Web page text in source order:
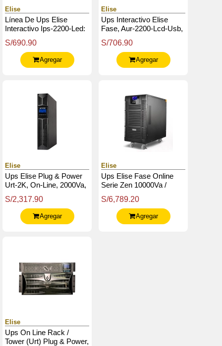
Elise
Línea De Ups Elise
Interactivo Ips-2200-Led:
S/690.90
Agregar
Elise
Ups Interactivo Elise
Fase, Aur-2200-Lcd-Usb,
Inteligente Usb-Hid.
S/706.90
Agregar
Elise
Ups Elise Plug & Power
Urt-2K, On-Line, 2000Va,
232 / Usb.
S/2,317.90
Agregar
Elise
Ups Elise Fase Online
Serie Zen 10000Va /
- Salida 60Amp / Usb.
S/6,789.20
Agregar
Elise
Ups On Line Rack /
Tower (Urt) Plug & Power,